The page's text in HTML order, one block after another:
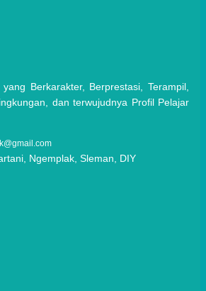
Berkarakter, Berprestasi, Terampil,
dan terwujudnya Profil Pelajar
Ngemplak, Sleman, DIY